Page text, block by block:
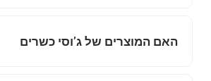
האם המוצרים של ג’וסי כשרים